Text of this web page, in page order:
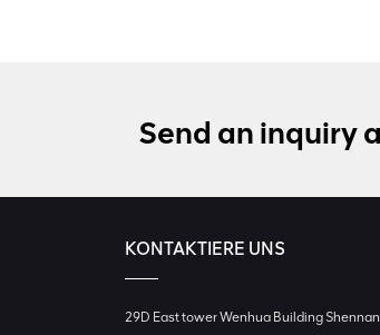
Send an inquiry
KONTAKTIERE UNS
29D East tower Wenhua Building